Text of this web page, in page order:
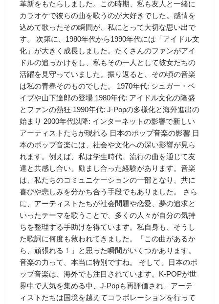
革新をもたらしました。この時期、私も友人と一緒に
カラオケで彼らの曲を歌うのが大好きでした。感情を
込めて歌ったその瞬間が、私にとって大切な思い出で
す。 次第に、1980年代から1990年代には「アイドル文
化」が大きく成長しました。たくさんのファンがアイ
ドルの追っかけをし、私もその一人として彼女たちの
活躍を見守っていました。振り返ると、その頃の音楽
は私の青春そのものでした。 1970年代: シュガー・ベ
イブや山下達郎の登場 1980年代: アイドル文化の隆盛
とファンの熱狂 1990年代: J-Popの多様化と海外進出の
始まり 2000年代以降: インターネットの影響で新しい
アーティストたちが現れる 日本のポップ音楽の影響 日
本のポップ音楽には、社会や文化への深い影響が見ら
れます。例えば、私は学生時代、流行の曲を通じて友
達と共感し合い、励まし合った経験があります。音楽
は、私たちのコミュニケーションの一部となり、共に
喜びや悲しみを分かち合う手段でもありました。 さら
に、アーティストたちが社会問題や恋愛、夢の追求と
いったテーマを歌うことで、多くの人々が自分の気持
ちを整理する手助けを得ています。私自身も、そうし
た歌詞に何度も救われてきました。「この曲があるか
ら、頑張れる！」と思った瞬間がいくつかあります。
音楽の力って、本当に特別ですね。 そして、日本のポ
ップ音楽は、海外でも注目されています。K-POPが世
界中で人気を集める中、J-Popも再評価され、アーテ
ィストたちは国境を越えてコラボレーションを行って